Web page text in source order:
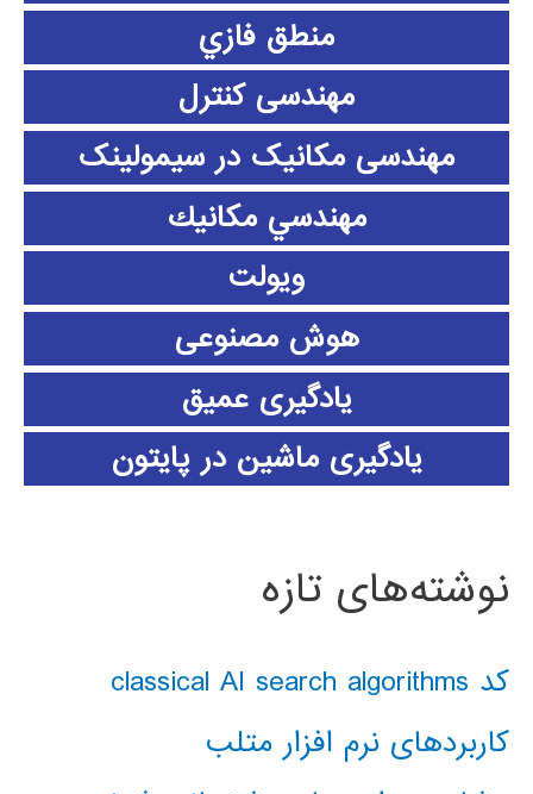
منطق فازي
مهندسی کنترل
مهندسی مکانیک در سیمولینک
مهندسي مكانيك
ویولت
هوش مصنوعی
یادگیری عمیق
یادگیری ماشین در پایتون
نوشته‌های تازه
کد classical AI search algorithms
کاربردهای نرم افزار متلب